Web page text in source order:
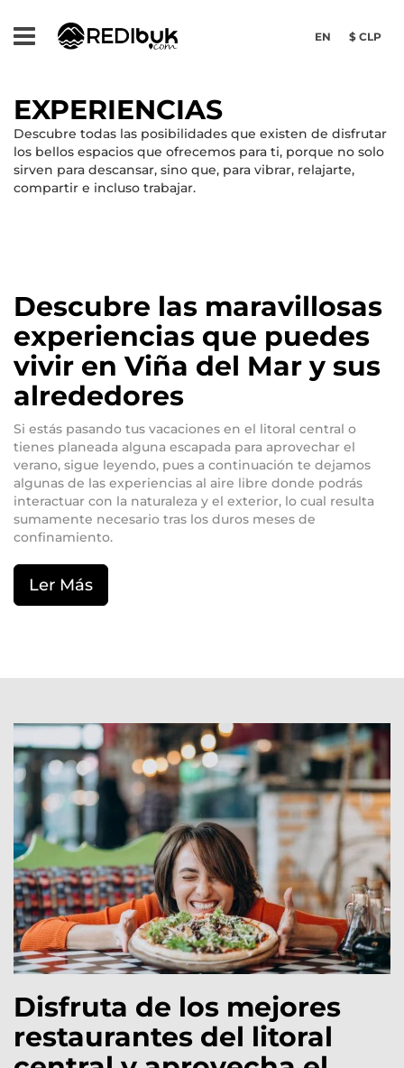
EN $ CLP
EXPERIENCIAS
Descubre todas las posibilidades que existen de disfrutar
los bellos espacios que ofrecemos para ti, porque no solo
sirven para descansar, sino que, para vibrar, relajarte,
compartir e incluso trabajar.
Descubre las maravillosas
experiencias que puedes
vivir en Viña del Mar y sus
alrededores
Si estás pasando tus vacaciones en el litoral central o
tienes planeada alguna escapada para aprovechar el
verano, sigue leyendo, pues a continuación te dejamos
algunas de las experiencias al aire libre donde podrás
interactuar con la naturaleza y el exterior, lo cual resulta
sumamente necesario tras los duros meses de
confinamiento.
Ler Más
Disfruta de los mejores
restaurantes del litoral